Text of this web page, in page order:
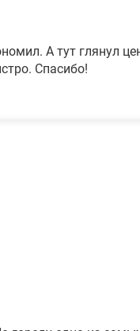
А тут глянул
Спасибо!